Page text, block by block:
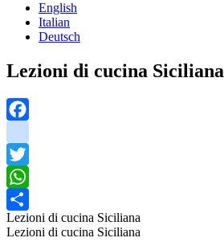
English
Italian
Deutsch
Lezioni di cucina Siciliana
instagram
Twitter
WhatsApp
Share
Lezioni di cucina Siciliana
Lezioni di cucina Siciliana